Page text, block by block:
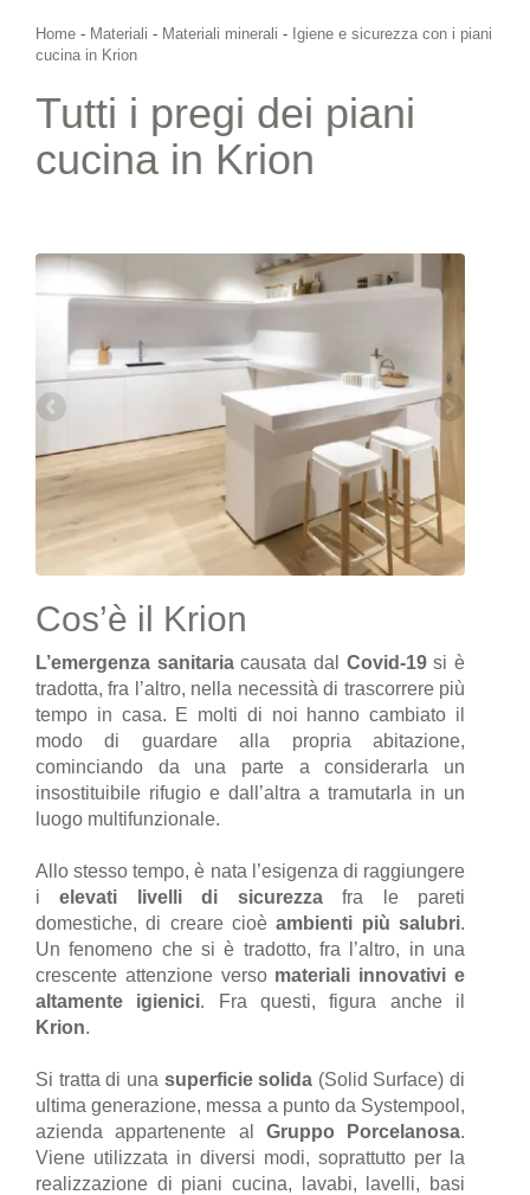
Home - Materiali - Materiali minerali - Igiene e sicurezza con i piani
cucina in Krion
Tutti i pregi dei piani
cucina in Krion
Cos’è il Krion
L’emergenza sanitariacausata dal Covid-19si è
tradotta, fra l’altro, nella necessità di trascorrere più
tempo in casa. E molti di noi hanno cambiato il
modo di guardare alla propria abitazione,
cominciando da una parte a considerarla un
insostituibile rifugio e dall’altra a tramutarla in un
luogo multifunzionale.
Allo stesso tempo, è nata l’esigenza di raggiungere
ielevati livelli di sicurezzafra le pareti
domestiche, di creare cioèambienti più salubri.
Un fenomeno che si è tradotto, fra l’altro, in una
crescente attenzione verso materiali innovativi e
altamente igienici. Fra questi, figura anche il
Krion.
Si tratta di una superficie solida (Solid Surface) di
ultima generazione, messa a punto da Systempool,
azienda appartenente al Gruppo Porcelanosa.
Viene utilizzata in diversi modi, soprattutto per la
realizzazione di piani cucina, lavabi, lavelli, basi